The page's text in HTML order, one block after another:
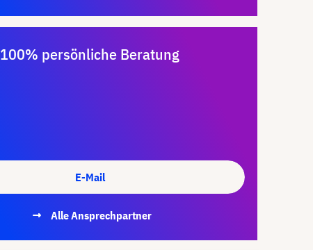
100% persönliche Beratung
E-Mail
Alle Ansprechpartner